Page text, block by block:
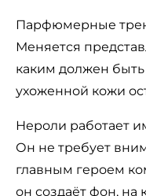
Парфюмерные
Меняется
каким должен быть
ухоженной кожи
Нероли работает
Он не требует
главным героем
он создаёт фон, на